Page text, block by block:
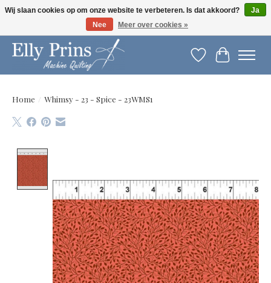
Let op: gewijzigde openingstijden!
Verlanglijst
Home / Whimsy - 23 - Spice - 23WMS1
Wij slaan cookies op om onze website te verbeteren. Is dat akkoord?
Ja
Nee
Meer over cookies »